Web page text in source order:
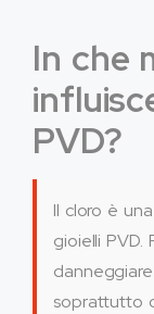
In che
PVD?
Il cloro è
gioielli PVD.
soprattutto